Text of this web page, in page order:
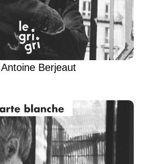
Berjeaut